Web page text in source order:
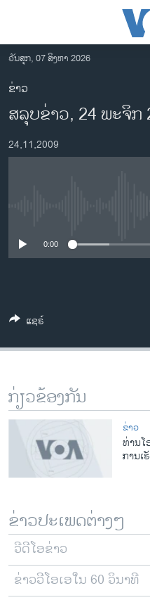
ເຂົ້າ
ຫາ
ຂ້າມ
ຂ້າມ
ໄປ
ອາເມຣິກາ
ການເລືອກຕັ້ງ ປະທານາທີບໍດີ ສະ
ອິດສະຫຼະພາບດ້ານການຂ່າວ
ວິທະຍາສາດ-ເທັກໂນໂລຈີ
ທຸລະກິດ
ວີດີໂອ
ລາຍການກະຈາຍສຽງ
ລາຍງານ
ຕິດຕາມພວກເຮົາ ທີ່
ພາສາຕ່າງໆ
ວັນສຸກ, 07 ສິງຫາ 2026
ຂ່າວ
ສລຸບຂ່າວ, 24 ພະຈິກ
24,11,2009
0:00
ແຊຣ໌
ກ່ຽວຂ້ອງກັນ
ຂ່າວ
ທ່ານໂ
ການເ
ຂ່າວປະເພດຕ່າງໆ
ວີດີໂອຂ່າວ
ຂ່າວວີໂອເອໃນ 60 ວິນາທີ